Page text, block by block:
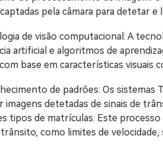
pela câmara para detetar
de visão computacional: A
artificial e algoritmos de
base em características visuais
de padrões: Os sistemas
imagens detetadas de sinais de
tipos de matrículas. Este
como limites de